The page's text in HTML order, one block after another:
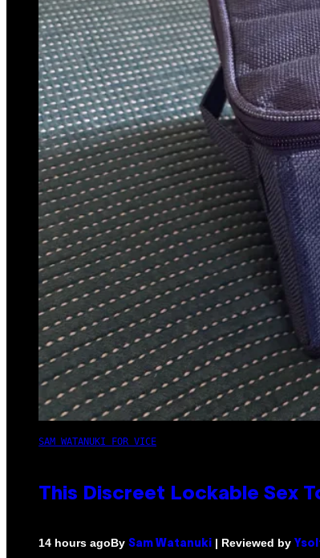
SAM WATANUKI FOR VICE
This Discreet Lockable Sex
14 hours agoBy Sam Watanuki | Reviewed by